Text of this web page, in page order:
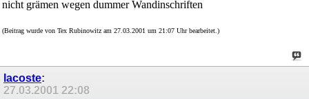
nicht grämen wegen dummer Wandinschriften
(Beitrag wurde von Tex Rubinowitz am 27.03.2001 um 21:07 Uhr bearbeitet.)
lacoste:
27.03.2001 22:08